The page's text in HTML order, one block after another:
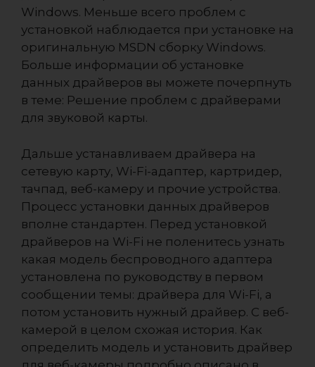
Windows. Меньше всего проблем с
установкой наблюдается при установке на
оригинальную MSDN сборку Windows.
Больше информации об установке
данных драйверов вы можете почерпнуть
в теме: Решение проблем с драйверами
для звуковой карты.
Дальше устанавливаем драйвера на
сетевую карту, Wi-Fi-адаптер, картридер,
тачпад, веб-камеру и прочие устройства.
Процесс установки данных драйверов
вполне стандартен. Перед установкой
драйверов на Wi-Fi не поленитесь узнать
какая модель беспроводного адаптера
установлена по руководству в первом
сообщении темы: драйвера для Wi-Fi, а
потом установить нужный драйвер. С веб-
камерой в целом схожая история. Как
определить модель и установить драйвер